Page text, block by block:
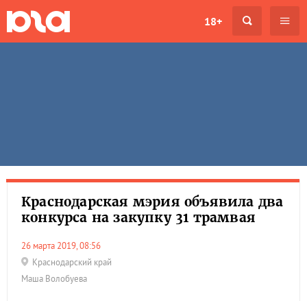
18+
Краснодарская мэрия объявила два
конкурса на закупку 31 трамвая
26 марта 2019, 08:56
Краснодарский край
Маша Волобуева